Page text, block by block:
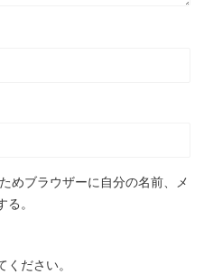
めブラウザーに自分の名前、メ
。
ださい。